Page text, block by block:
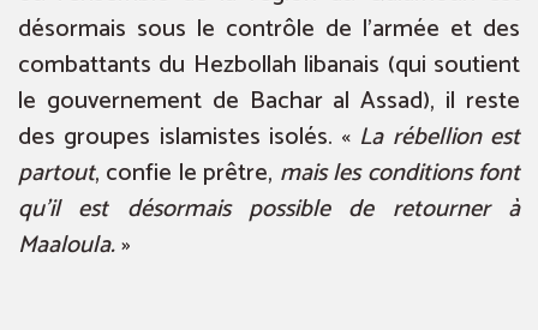
désormais sous le contrôle de l’armée et des
combattants du Hezbollah libanais (qui soutient
le gouvernement de Bachar al Assad), il reste
des groupes islamistes isolés. « La rébellion est
partout, confie le prêtre, mais les conditions font
qu’il est désormais possible de retourner à
Maaloula.»